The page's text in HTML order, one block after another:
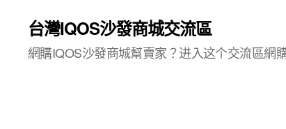
台灣IQOS沙發商城交流區
網購IQOS沙發商城幫賣家？进入这个交流區網